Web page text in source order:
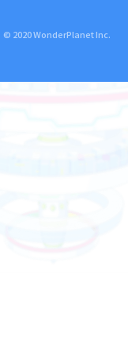
© 2020 WonderPlanet Inc.